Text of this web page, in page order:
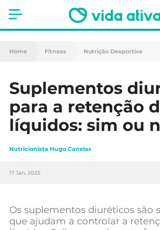
Saúde
Nutrição
Receitas
Fitness
Mães e Bebés
Home Fitness Nutrição Desportiva
Suplementos
para a retenção
líquidos: sim ou
Nutricionista Hugo Canelas
17 Jan, 2025
Os suplementos diuréticos são
que ajudam a controlar a